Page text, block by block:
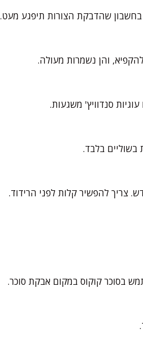
בחשבון שהדבקת הצורות תיפגע מעט.
והן נשמרות מעולה.
סנדוויץ' משגעות.
בשוליים בלבד.
צריך להפשיר קלות לפני הרידוד.
בסוכר קוקוס במקום אבקת סוכר.